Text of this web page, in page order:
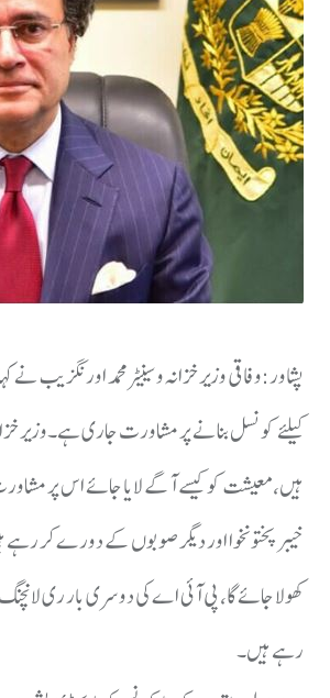
پشاور:وفاقی وزیر خزانہ و سینیٹر محمد
کیلئے کونسل بنانے پر مشاورت جاری ہے۔وزیر خزانہ
ہیں، معیشت کو کیسے آگے لایا جائے اس پر
خیبرپختونخوا اور دیگر صوبوں کے دورے کر
کھولا جائے گا، پی آئی اے کی دوسری بار ری
رہے ہیں۔